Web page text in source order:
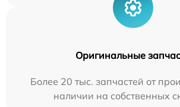
Оригинальные
Более 20 тыс. запчастей от
наличии на собственных